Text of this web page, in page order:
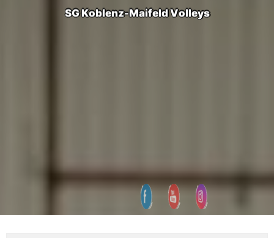
SGKoblenz-MaifeldVolleys